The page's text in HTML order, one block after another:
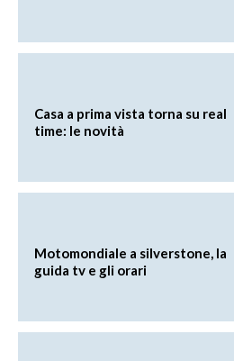
Casa a prima vista torna su real
time: le novità
Motomondiale a silverstone, la
guida tv e gli orari